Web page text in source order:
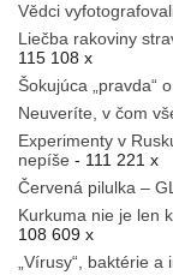
Vědci
Liečba rakoviny
115 108 x
Šokujúca „pravda“
Neuveríte, v čom
Experimenty v
nepíše - 111 221 x
Červená pilulka –
Kurkuma nie je len
108 609 x
„Vírusy“, baktérie